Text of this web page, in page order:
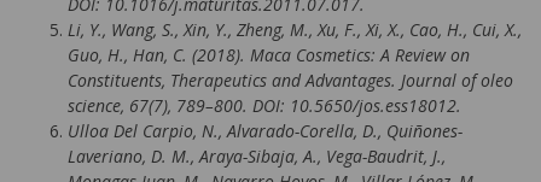
DOI: 10.1016/j.maturitas.2011.07.017.
Li, Y., Wang, S., Xin, Y., Zheng, M., Xu, F., Xi, X., Cao, H., Cui, X.,
Guo, H., Han, C. (2018). Maca Cosmetics: A Review on
Constituents, Therapeutics and Advantages. Journal of oleo
science, 67(7), 789–800. DOI: 10.5650/jos.ess18012.
Ulloa Del Carpio, N., Alvarado-Corella, D., Quiñones-
Laveriano, D. M., Araya-Sibaja, A., Vega-Baudrit, J.,